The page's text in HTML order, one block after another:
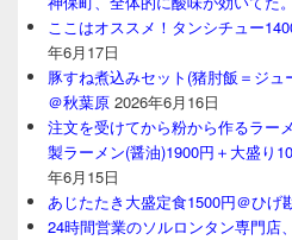
ここはオススメ！タンシチュー
年6月17日
豚すね煮込みセット(猪肘飯＝ジ
＠秋葉原 2026年6月16日
注文を受けてから粉から作るラー
製ラーメン(醤油)1900円＋大盛り
年6月15日
あじたたき大盛定食1500円＠ひげ
24時間営業のソルロンタン専門店